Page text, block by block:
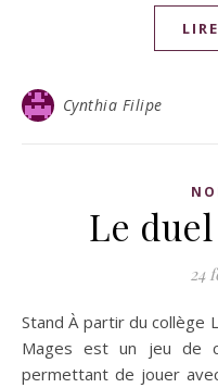
Cynthia Filipe
Le
24
Stand À partir du collège LE DUEL DES MAGES Le Duel des
Mages est un jeu de
permettant de jouer